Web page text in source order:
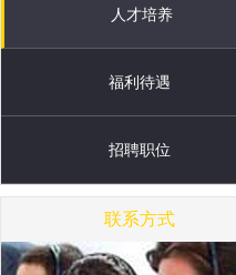
人才培养
福利待遇
招聘职位
联系方式